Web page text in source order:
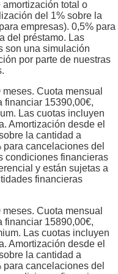
total o
del 1% sobre la
empresas). 0,5% para
del préstamo. Las
son una simulación
por parte de nuestras
meses. Cuota mensual
financiar 15390,00€,
Las cuotas incluyen
Amortización desde el
la cantidad a
cancelaciones del
condiciones financieras
y están sujetas a
financieras
meses. Cuota mensual
financiar 15890,00€,
Las cuotas incluyen
Amortización desde el
la cantidad a
cancelaciones del